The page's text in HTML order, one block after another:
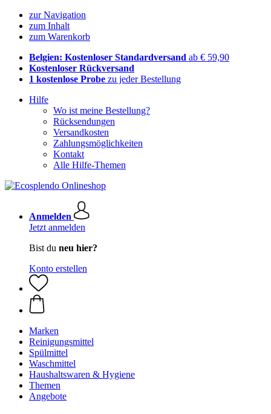
zur Navigation
zum Inhalt
zum Warenkorb
Belgien: Kostenloser Standardversand ab € 59,90
Kostenloser Rückversand
1 kostenlose Probe zu jeder Bestellung
Hilfe
Wo ist meine Bestellung?
Rücksendungen
Versandkosten
Zahlungsmöglichkeiten
Kontakt
Alle Hilfe-Themen
Anmelden
Jetzt anmelden
Bist du neu hier?
Konto erstellen
Marken
Reinigungsmittel
Spülmittel
Waschmittel
Haushaltswaren & Hygiene
Themen
Angebote